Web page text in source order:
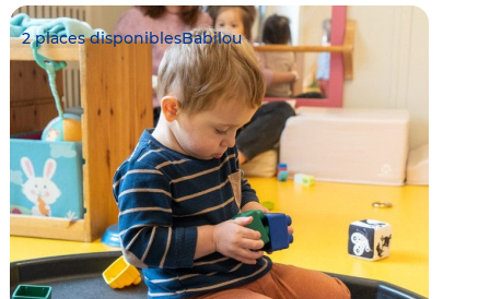
2 places disponiblesBabilou